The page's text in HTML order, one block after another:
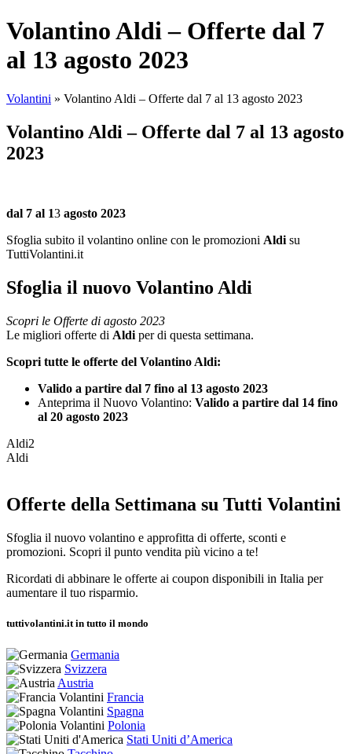
Volantino Aldi – Offerte dal 7
al 13 agosto 2023
Volantini » Volantino Aldi – Offerte dal 7 al 13 agosto 2023
Volantino Aldi – Offerte dal 7 al 13 agosto
2023
dal 7 al 13 agosto 2023
Sfoglia subito il volantino online con le promozioni Aldi su
TuttiVolantini.it
Sfoglia il nuovo Volantino Aldi
Scopri le Offerte di agosto 2023
Le migliori offerte di Aldi per di questa settimana.
Scopri tutte le offerte del Volantino Aldi:
Valido a partire dal 7 fino al 13 agosto 2023
Anteprima il Nuovo Volantino: Valido a partire dal 14 fino
al 20 agosto 2023
Aldi2
Aldi
Offerte della Settimana su Tutti Volantini
Sfoglia il nuovo volantino e approfitta di offerte, sconti e
promozioni. Scopri il punto vendita più vicino a te!
Ricordati di abbinare le offerte ai coupon disponibili in Italia per
aumentare il tuo risparmio.
tuttivolantini.it in tutto il mondo
Germania
Svizzera
Austria
Francia
Spagna
Polonia
Stati Uniti d’America